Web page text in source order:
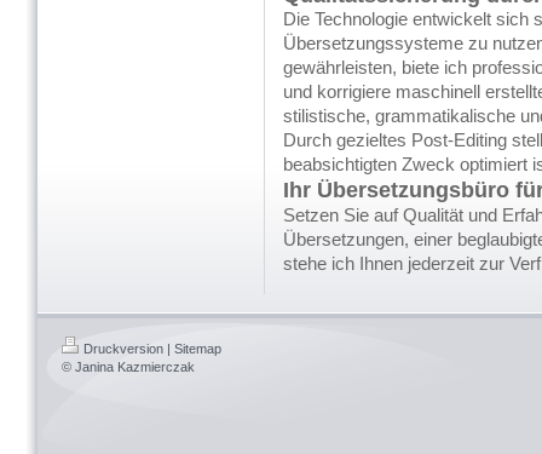
Die Technologie entwickelt sich
Übersetzungssysteme zu
gewährleisten, biete ich
und korrigiere maschinell
stilistische, grammatikalische
Durch gezieltes Post-Editing
beabsichtigten Zweck optimiert
Ihr Übersetzungsbüro
Setzen Sie auf Qualität und
Übersetzungen, einer
stehe ich Ihnen jederzeit zur
Druckversion | Sitemap
© Janina Kazmierczak